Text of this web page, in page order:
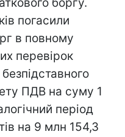
погасили
в повному
перевірок
ПДВ на суму 1
період
на 9 млн 154,3